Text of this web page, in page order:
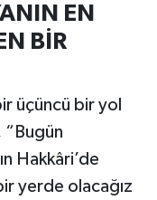
EN
BİR
üçüncü bir yol
“Bugün
Hakkâri’de
yerde olacağız